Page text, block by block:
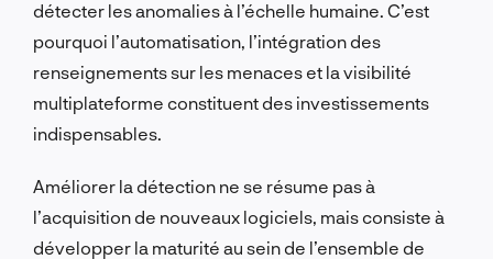
détecter les anomalies à l’échelle humaine. C’est
pourquoi l’automatisation, l’intégration des
renseignements sur les menaces et la visibilité
multiplateforme constituent des investissements
indispensables.
Améliorer la détection ne se résume pas à
l’acquisition de nouveaux logiciels, mais consiste à
développer la maturité au sein de l’ensemble de